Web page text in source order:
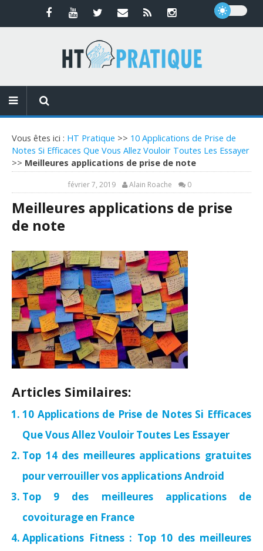
Vous êtes ici : HT Pratique >> 10 Applications de Prise de
Notes Si Efficaces Que Vous Allez Vouloir Toutes Les Essayer
>> Meilleures applications de prise de note
février 7, 2019 Alain Roache 0
Meilleures applications de prise
de note
Articles Similaires:
10 Applications de Prise de Notes Si Efficaces
Que Vous Allez Vouloir Toutes Les Essayer
Top 14 des meilleures applications gratuites
pour verrouiller vos applications Android
Top 9 des meilleures applications de
covoiturage en France
Applications Fitness : Top 10 des meilleures